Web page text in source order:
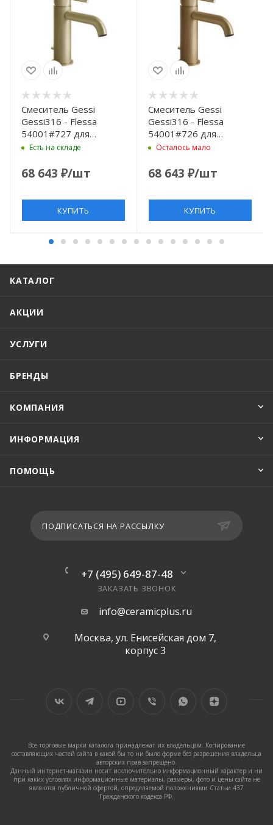
Смеситель Gessi
Gessi316 - Flessa
54001#727 для
раковины на 1 отв. с
излив 12.3 см, цвет
Есть на складе
68 643 ₽/шт
КУПИТЬ
Смеситель Gessi
Gessi316 - Flessa
54001#726 для
раковины на 1 отв. с
излив 12.3 см, цвет
Осталось мало
68 643 ₽/шт
КУПИТЬ
КАТАЛОГ
АКЦИИ
УСЛУГИ
БРЕНДЫ
КОМПАНИЯ
ИНФОРМАЦИЯ
ПОМОЩЬ
ПОДПИСАТЬСЯ НА РАССЫЛКУ
+7 (495) 649-87-48
ЗАКАЗАТЬ ЗВОНОК
info@ceramicplus.ru
Москва, ул. Енисейская дом 7,
корпус 3
Все торговые марки каталога принадлежат их владельцам. Копирование
составляющих частей сайта в какой бы то ни было форме без разрешения владельца
авторских прав запрещено.
Данный интернет-магазин носит исключительно информационный характер и ни
при каких условиях информационные материалы, размеры, фото и цены сайта не
являются публичной офертой, определяемой положениями Статьи 437
Гражданского кодекса РФ.